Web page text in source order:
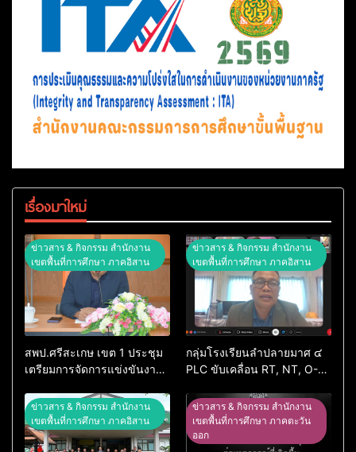
เรื่องมาใหม่
ข่าวสาร & กิจกรรม สำนักงาน
เขตพื้นที่การศึกษา ภาคอิสาน
สพป.ศรีสะเกษ เขต 1 ประชุม
เตรียมการจัดการแข่งขันงาน
74 ปีการศึกษา 2569
ข่าวสาร & กิจกรรม สำนักงาน
เขตพื้นที่การศึกษา ภาคอิสาน
กลุ่มโรงเรียนลำปลายมาศ ๔
PLC ขับเคลื่อน RT, NT, O-
ข่าวสาร & กิจกรรม สำนักงาน
เขตพื้นที่การศึกษา ภาคอิสาน
ข่าวสาร & กิจกรรม สำนักงาน
เขตพื้นที่การศึกษา ภาคตะวัน
ออก